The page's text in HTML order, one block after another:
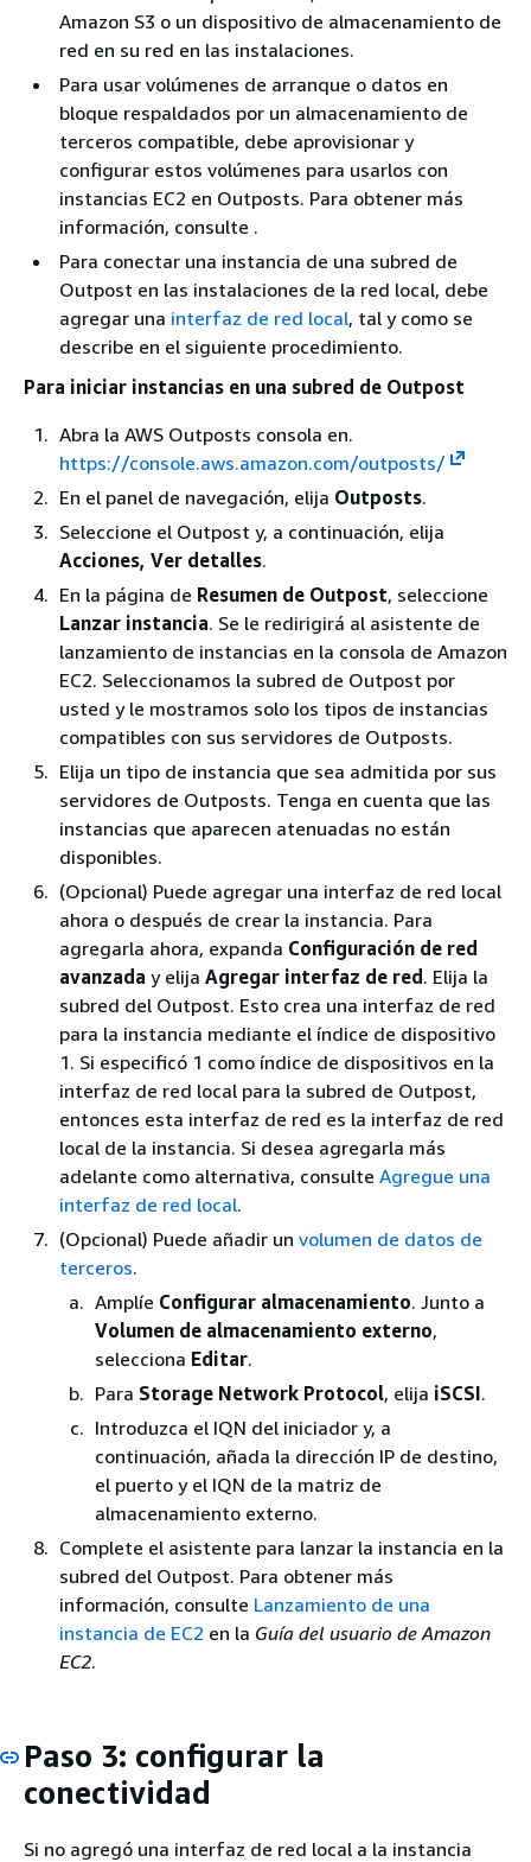
Amazon S3 o un dispositivo de almacenamiento de
red en su red en las instalaciones.
Para usar volúmenes de arranque o datos en
bloque respaldados por un almacenamiento de
terceros compatible, debe aprovisionar y
configurar estos volúmenes para usarlos con
instancias EC2 en Outposts. Para obtener más
información, consulte .
Para conectar una instancia de una subred de
Outpost en las instalaciones de la red local, debe
agregar una interfaz de red local, tal y como se
describe en el siguiente procedimiento.
Para iniciar instancias en una subred de Outpost
Abra la AWS Outposts consola en.
https://console.aws.amazon.com/outposts/
En el panel de navegación, elija Outposts.
Seleccione el Outpost y, a continuación, elija
Acciones, Ver detalles.
En la página de Resumen de Outpost, seleccione
Lanzar instancia. Se le redirigirá al asistente de
lanzamiento de instancias en la consola de Amazon
EC2. Seleccionamos la subred de Outpost por
usted y le mostramos solo los tipos de instancias
compatibles con sus servidores de Outposts.
Elija un tipo de instancia que sea admitida por sus
servidores de Outposts. Tenga en cuenta que las
instancias que aparecen atenuadas no están
disponibles.
(Opcional) Puede agregar una interfaz de red local
ahora o después de crear la instancia. Para
agregarla ahora, expanda Configuración de red
avanzada y elija Agregar interfaz de red . Elija la
subred del Outpost. Esto crea una interfaz de red
para la instancia mediante el índice de dispositivo
1. Si especificó 1 como índice de dispositivos en la
interfaz de red local para la subred de Outpost,
entonces esta interfaz de red es la interfaz de red
local de la instancia. Si desea agregarla más
adelante como alternativa, consulte Agregue una
interfaz de red local.
(Opcional) Puede añadir un volumen de datos de
terceros.
Amplíe Configurar almacenamiento. Junto a
Volumen de almacenamiento externo,
selecciona Editar.
Para Storage Network Protocol, elija iSCSI.
Introduzca el IQN del iniciador y, a
continuación, añada la dirección IP de destino,
el puerto y el IQN de la matriz de
almacenamiento externo.
Complete el asistente para lanzar la instancia en la
subred del Outpost. Para obtener más
información, consulte Lanzamiento de una
instancia de EC2 en la Guía del usuario de Amazon
EC2.
Paso 3: configurar la
conectividad
Si no agregó una interfaz de red local a la instancia